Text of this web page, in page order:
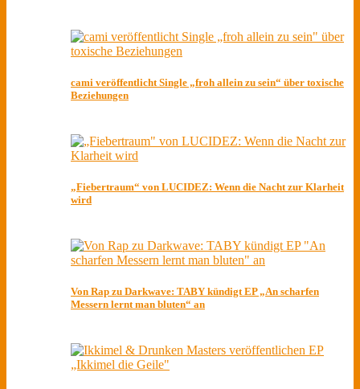
cami veröffentlicht Single „froh allein zu sein“ über toxische
Beziehungen
„Fiebertraum“ von LUCIDEZ: Wenn die Nacht zur Klarheit
wird
Von Rap zu Darkwave: TABY kündigt EP „An scharfen
Messern lernt man bluten“ an